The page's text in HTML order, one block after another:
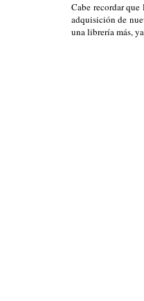
Cabe recordar
adquisición de
una librería más,